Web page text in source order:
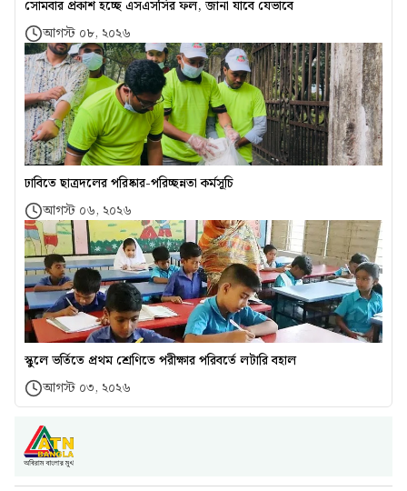
সোমবার প্রকাশ হচ্ছে এসএসসির ফল, জানা যাবে যেভাবে
আগস্ট ০৮, ২০২৬
ঢাবিতে ছাত্রদলের পরিষ্কার-পরিচ্ছন্নতা কর্মসূচি
আগস্ট ০৬, ২০২৬
স্কুলে ভর্তিতে প্রথম শ্রেণিতে পরীক্ষার পরিবর্তে লটারি বহাল
আগস্ট ০৩, ২০২৬